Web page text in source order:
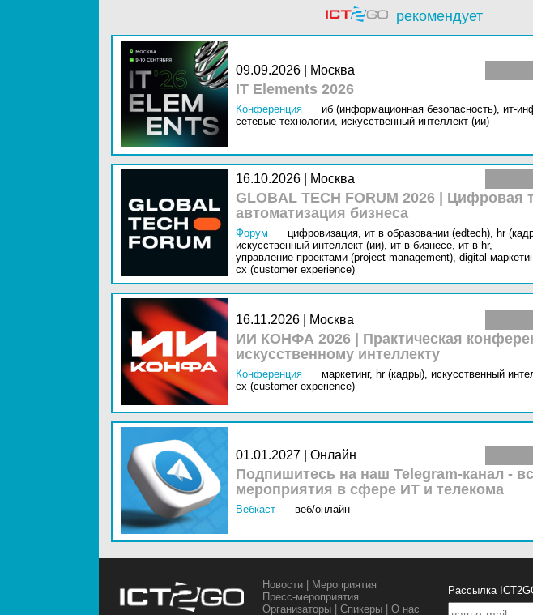
рекомендует
09.09.2026 | Москва
IT Elements 2026
Конференция иб (информационная безопасность), ит-
сетевые технологии, искусственный интеллект (ии)
16.10.2026 | Москва
GLOBAL TECH FORUM 2026 | Цифровая
автоматизация бизнеса
Форум цифровизация, ит в образовании (edtech), hr
искусственный интеллект (ии), ит в бизнесе, ит в hr,
управление проектами (project management), digital-
cx (customer experience)
16.11.2026 | Москва
ИИ КОНФА 2026 | Практическая
искусственному интеллекту
Конференция маркетинг, hr (кадры), искусственный
cx (customer experience)
01.01.2027 | Онлайн
Подпишитесь на наш Telegram-канал -
мероприятия в сфере ИТ и телекома
Вебкаст
веб/онлайн
Новости
Мероприятия
Пресс-мероприятия
Организаторы |Спикеры |О нас
Рассылка